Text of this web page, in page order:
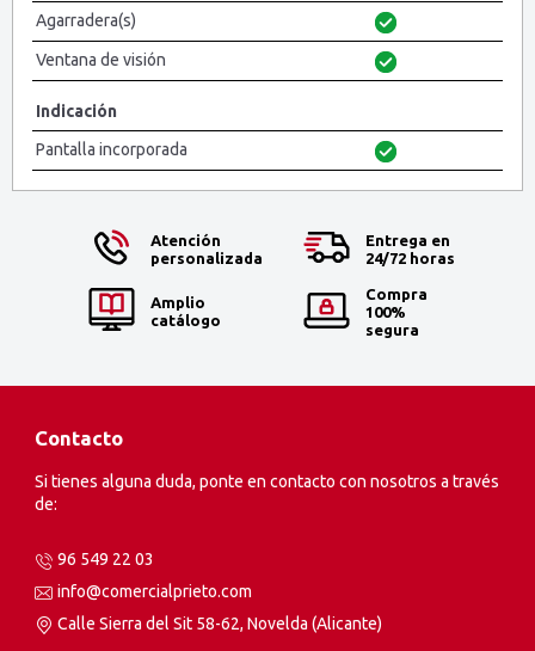
Agarradera(s)
Ventana de visión
Indicación
Pantalla incorporada
Atención
personalizada
Entrega en
24/72 horas
Amplio
catálogo
Compra
100%
segura
Contacto
Si tienes alguna duda, ponte en contacto con nosotros a través
de:
96 549 22 03
info@comercialprieto.com
Calle Sierra del Sit 58-62, Novelda (Alicante)